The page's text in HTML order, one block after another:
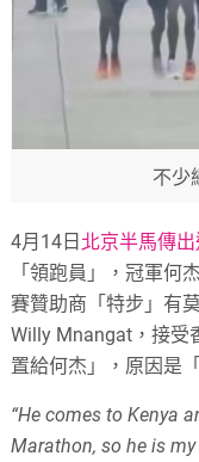
不少
4月14日 北京半馬傳
「領跑員」，冠軍何
賽贊助商「特步」有
Willy Mnangat，接受
置給何杰」，原因是
“He comes to Kenya
Marathon, so he is my